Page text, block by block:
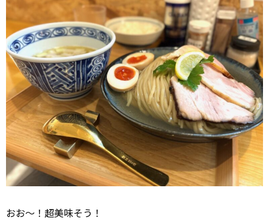
おお～！超美味そう！